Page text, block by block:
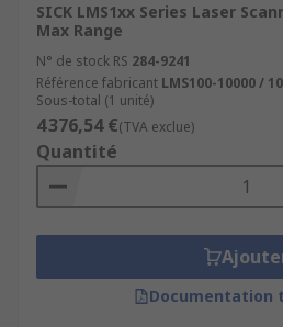
SICK LMS1xx Series Laser
Max Range
N° de stock RS 284-9241
Référence fabricant LMS100-10000 /
Sous-total (1 unité)
4 376,54 €(TVA exclue)
Quantité
Documentation